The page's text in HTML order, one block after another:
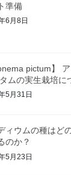
準備
6月8日
pictum】
ムの実生栽培
5月31日
ィウムの種はど
のか？
5月23日